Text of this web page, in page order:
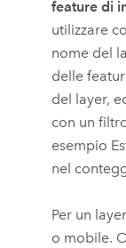
feature di
utilizzare
nome del
delle
del layer,
con un
esempio
nel
Per un
o mobile.